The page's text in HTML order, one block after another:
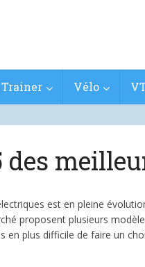
Vélo
des
est en pleine
proposent plusieurs
en plus difficile de faire un